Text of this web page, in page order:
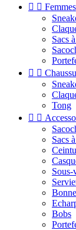
  Femmes
Sacs
 
Tong
 
Sacs
Sous-
Bobs